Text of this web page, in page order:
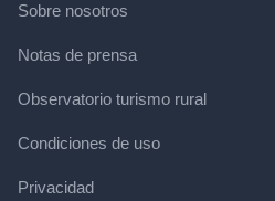
Sobre nosotros
Notas de prensa
Observatorio turismo rural
Condiciones de uso
Privacidad